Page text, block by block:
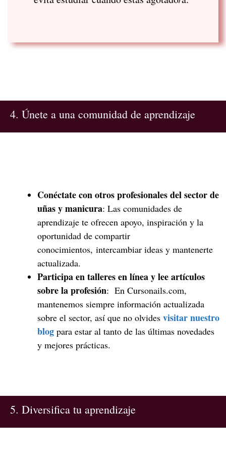
4. Únete a una comunidad de aprendizaje
Conéctate con otros profesionales del sector de
uñas y manicura: Las comunidades de
aprendizaje te ofrecen apoyo, inspiración y la
oportunidad de compartir
conocimientos, intercambiar ideas y mantenerte
actualizada.
Participa en talleres en línea y lee artículos
sobre la profesión: En Cursonails.com,
mantenemos siempre información actualizada
sobre el sector, así que no olvides visitar nuestro
blog para estar al tanto de las últimas novedades
y mejores prácticas.
5. Diversifica tu aprendizaje